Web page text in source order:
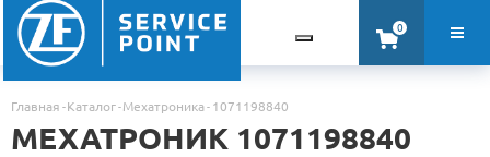
0
Главная Каталог Мехатроника 1071198840
МЕХАТРОНИК 1071198840